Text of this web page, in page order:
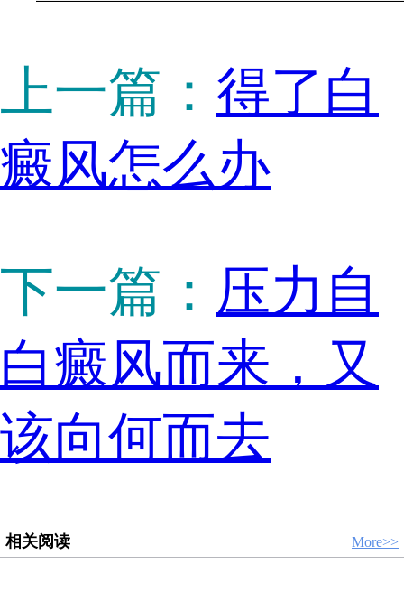
上一篇： 得了白
癜风怎么办
下一篇： 压力自
白癜风而来，又
该向何而去
相关阅读 More>>